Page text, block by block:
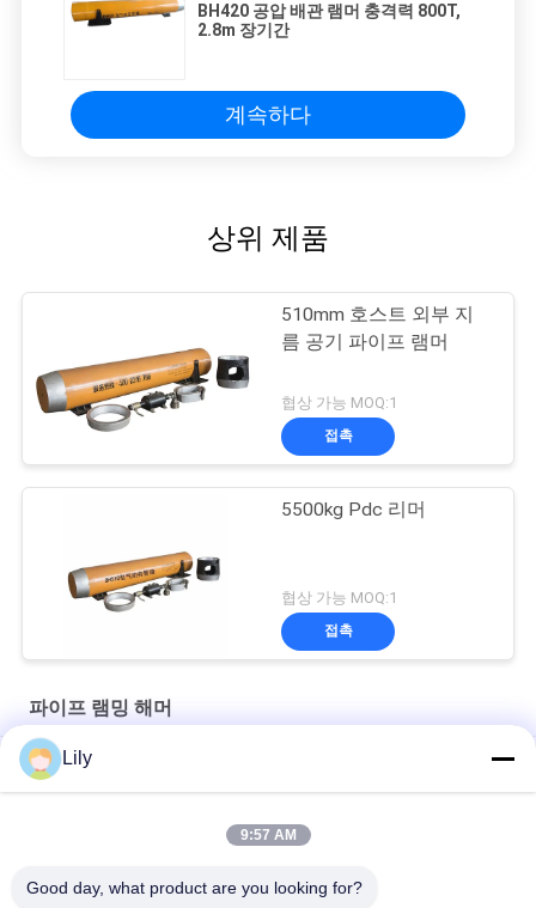
BH420 공압 배관 램머 충격력 800T,
2.8m 장기간
계속하다
상위 제품
510mm 호스트 외부 지
름 공기 파이프 램머
협상 가능 MOQ:1
접촉
5500kg Pdc 리머
협상 가능 MOQ:1
접촉
파이프 램밍 해머
라밍 케이스를 위해 사용된 OD260mm 공압 배관 라밍 해머 드릴
Lily
9:57 AM
Good day, what product are you looking for?